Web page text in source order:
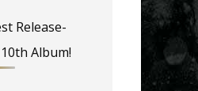
Release-
Album!